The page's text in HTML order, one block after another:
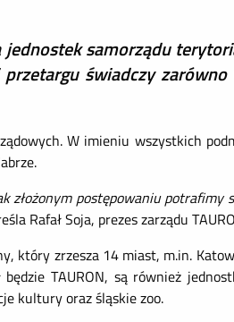
samorządu
świadczy
W imieniu wszystkich
postępowaniu potrafimy
Rafał Soja, prezes zarządu
który zrzesza 14 miast, m.in.
TAURON, są również
kultury oraz śląskie zoo.